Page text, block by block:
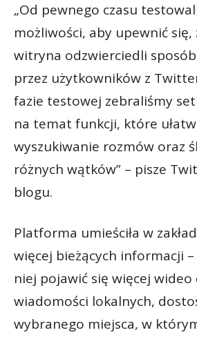
„Od pewnego czasu
możliwości, aby upewnić się,
witryna odzwierciedli
przez użytkowników z
fazie testowej zebraliśmy
na temat funkcji, które
wyszukiwanie rozmów oraz
różnych wątków” – pisze
blogu.
Platforma umieściła w
więcej bieżących informacji
niej pojawić się więcej wideo
wiadomości lokalnych,
wybranego miejsca, w